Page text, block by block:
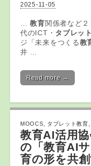
2025-11-05
…教育関係者など
代のICT・ タブレット
ジ「未来をつくる教
井 …
Read more →
MOOCS タブレット教育
教育AI活用
の「教育AI
育の形を共